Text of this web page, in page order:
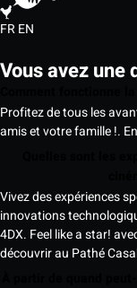
FREN
Vous avez une
Profitez de tous les
amis et votre famille !.
Vivez des expériences
innovations
4DX. Feel like a star!
découvrir au Pathé